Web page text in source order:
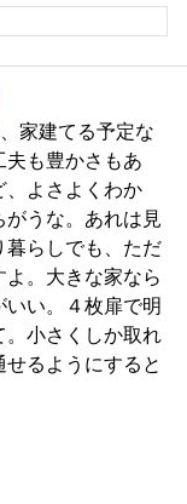
家建てる予定な
夫も豊かさもあ
、よさよくわか
がうな。あれは見
暮らしでも、ただ
。大きな家なら
い。４枚扉で明
。小さくしか取れ
るようにすると